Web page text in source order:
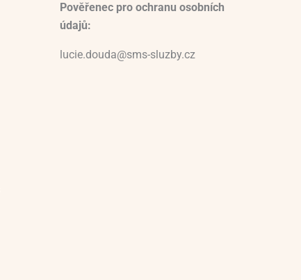
Pověřenec pro ochranu osobních
údajů:
lucie.douda@sms-sluzby.cz